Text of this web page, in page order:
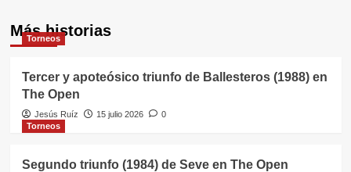
Más historias
Torneos
Tercer y apoteósico triunfo de Ballesteros (1988) en
The Open
Jesús Ruíz 15 julio 2026
0
Torneos
Segundo triunfo (1984) de Seve en The Open